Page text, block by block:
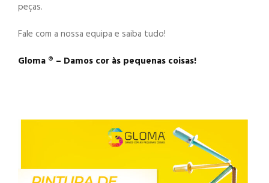
peças.
Fale com a nossa equipa e saiba tudo!
Gloma ®️ – Damos cor às pequenas coisas!